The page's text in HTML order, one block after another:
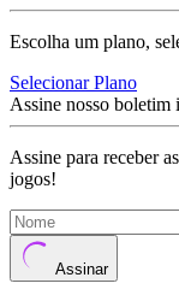
Escolha um plano,
Selecionar Plano
Assine nosso
Assine para receber
jogos!
Assinar